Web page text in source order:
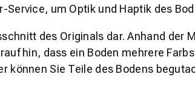
um Optik und Haptik des
des Originals dar. Anhand der
hin, dass ein Boden mehrere
können Sie Teile des Bodens